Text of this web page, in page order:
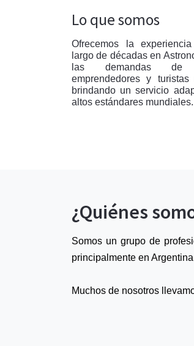
Lo que somos
Ofrecemos la
largo de décadas en
las demandas de
emprendedores y turistas
brindando un servicio
altos estándares mundiales.
¿Quiénes
Somos un grupo de
principalmente en
Muchos de nosotros